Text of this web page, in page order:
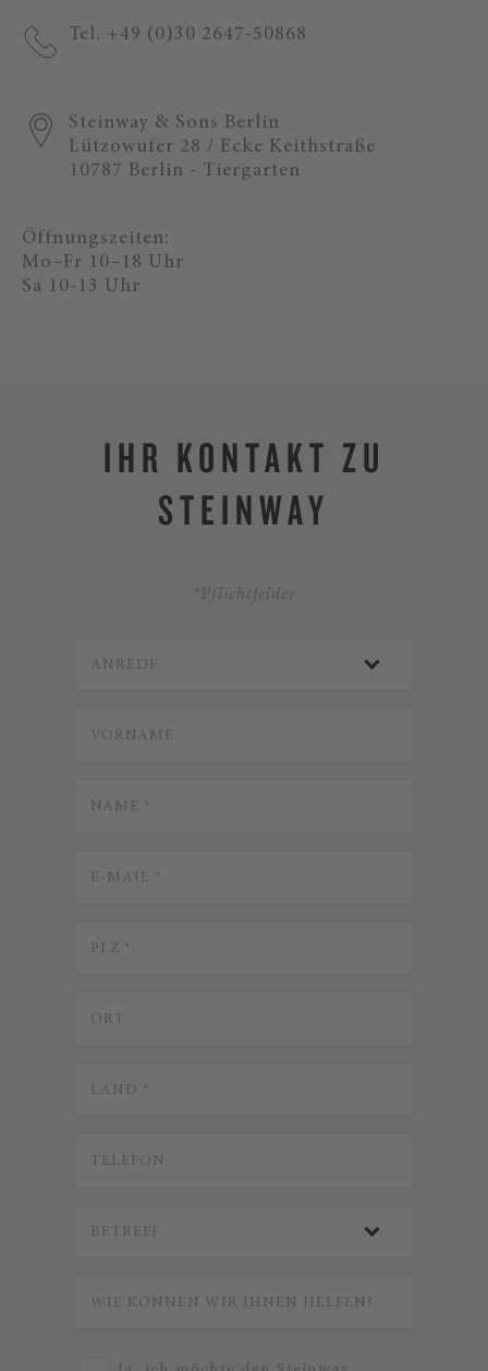
Tel. +49 (0)30 2647-50868
Steinway & Sons Berlin
Lützowufer 28 / Ecke Keithstraße
10787 Berlin - Tiergarten
Öffnungszeiten:
Mo–Fr 10–18 Uhr
Sa 10-13 Uhr
IHR KONTAKT ZU
STEINWAY
*Pflichtfelder